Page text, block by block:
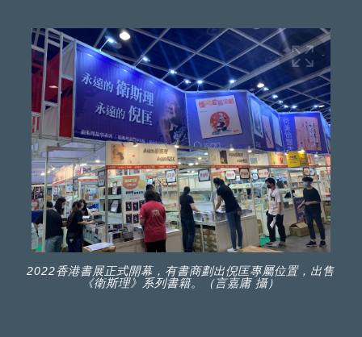
2022香港書展正式開幕，有書商劃出倪匡專屬位置，出售
《衛斯理》系列書籍。（言嘉庸 攝）